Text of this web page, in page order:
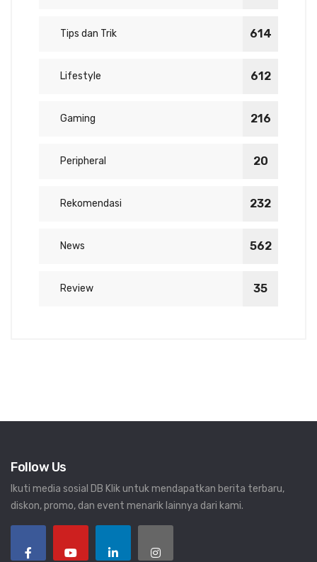
Tips dan Trik 614
Lifestyle 612
Gaming 216
Peripheral 20
Rekomendasi 232
News 562
Review 35
Follow Us
Ikuti media sosial DB Klik untuk mendapatkan berita terbaru,
diskon, promo, dan event menarik lainnya dari kami.